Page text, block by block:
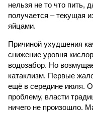
нельзя не то что пить,
получается – текущая
яйцами.
Причиной ухудшения
снижение уровня
водозабор. Но
катаклизм. Первые
ещё в середине июля.
проблему, власти
ничего не произошло.